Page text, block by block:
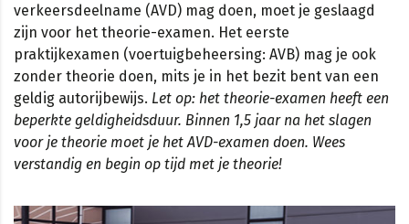
verkeersdeelname (AVD) mag doen, moet je geslaagd
zijn voor het theorie-examen. Het eerste
praktijkexamen (voertuigbeheersing: AVB) mag je ook
zonder theorie doen, mits je in het bezit bent van een
geldig autorijbewijs. Let op: het theorie-examen heeft een
beperkte geldigheidsduur. Binnen 1,5 jaar na het slagen
voor je theorie moet je het AVD-examen doen. Wees
verstandig en begin op tijd met je theorie!